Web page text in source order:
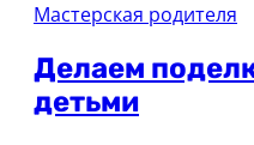
Мастерская родителя
Делаем
детьми